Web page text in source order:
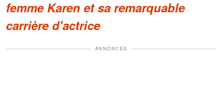
femme Karen et sa remarquable
carrière d'actrice
ANNONCES